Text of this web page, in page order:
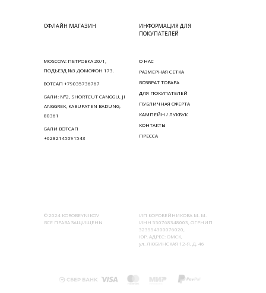
КОНТАКТЫ
ПРЕССА
ВОЗВРАТ ТОВАРА
ДЛЯ ПОКУПАТЕЛЕЙ
О НАС
© 2024 KOROBEYNIKOV
ВСЕ ПРАВА ЗАЩИЩЕНЫ
ИП КОРОБЕЙНИКОВА М. М.
ИНН 550768348003, ОГРНИП
323554300076020,
ЮР. АДРЕС: ОМСК,
ул. ЛЮБИНСКАЯ 12-Я, Д. 46
РАЗМЕРНАЯ СЕТКА
ОФЛАЙН МАГАЗИН
ИНФОРМАЦИЯ ДЛЯ
ПОКУПАТЕЛЕЙ
ПУБЛИЧНАЯ ОФЕРТА
КАМПЕЙН / ЛУКБУК
БАЛИ: N°2, SHORTCUT CANGGU, JI
ANGGREK, KABUPATEN BADUNG,
80361
MOSCOW: ПЕТРОВКА 20/1,
ПОДЪЕЗД №3 ДОМОФОН 173.
БАЛИ ВОТСАП
+6282145091543
ВОТСАП +79035736767